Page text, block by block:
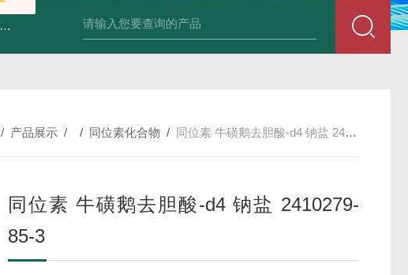
34860-4L-Rsigma 甲醇 67-
/ 产品展示 / / 同位素化合物 / 同位素 牛磺鹅去胆酸-d4 钠盐 2410279-85-3
同位素 牛磺鹅去胆酸-d4 钠盐 2410279-
85-3